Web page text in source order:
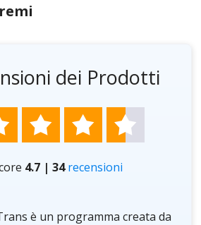
dei Prodotti
  
4.7 | 34 recensioni
è un programma creata da